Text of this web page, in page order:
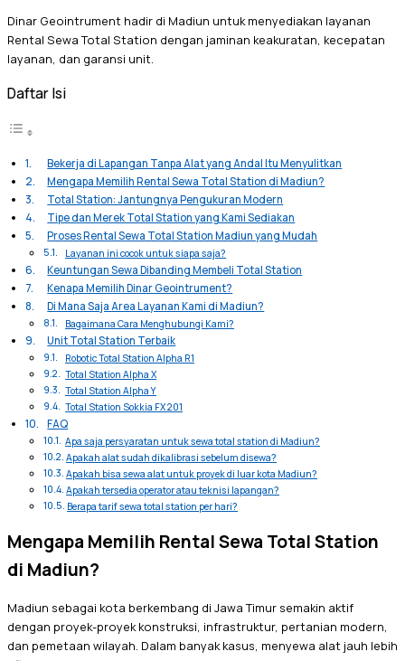
Dinar Geointrument hadir di Madiun untuk menyediakan layanan
Rental Sewa Total Station dengan jaminan keakuratan, kecepatan
layanan, dan garansi unit.
Daftar Isi
Bekerja di Lapangan Tanpa Alat yang Andal Itu Menyulitkan
Mengapa Memilih Rental Sewa Total Station di Madiun?
Total Station: Jantungnya Pengukuran Modern
Tipe dan Merek Total Station yang Kami Sediakan
Proses Rental Sewa Total Station Madiun yang Mudah
Layanan ini cocok untuk siapa saja?
Keuntungan Sewa Dibanding Membeli Total Station
Kenapa Memilih Dinar Geointrument?
Di Mana Saja Area Layanan Kami di Madiun?
Bagaimana Cara Menghubungi Kami?
Unit Total Station Terbaik
Robotic Total Station Alpha R1
Total Station Alpha X
Total Station Alpha Y
Total Station Sokkia FX 201
FAQ
Apa saja persyaratan untuk sewa total station di Madiun?
Apakah alat sudah dikalibrasi sebelum disewa?
Apakah bisa sewa alat untuk proyek di luar kota Madiun?
Apakah tersedia operator atau teknisi lapangan?
Berapa tarif sewa total station per hari?
Mengapa Memilih Rental Sewa Total Station
di Madiun?
Madiun sebagai kota berkembang di Jawa Timur semakin aktif
dengan proyek-proyek konstruksi, infrastruktur, pertanian modern,
dan pemetaan wilayah. Dalam banyak kasus, menyewa alat jauh lebih